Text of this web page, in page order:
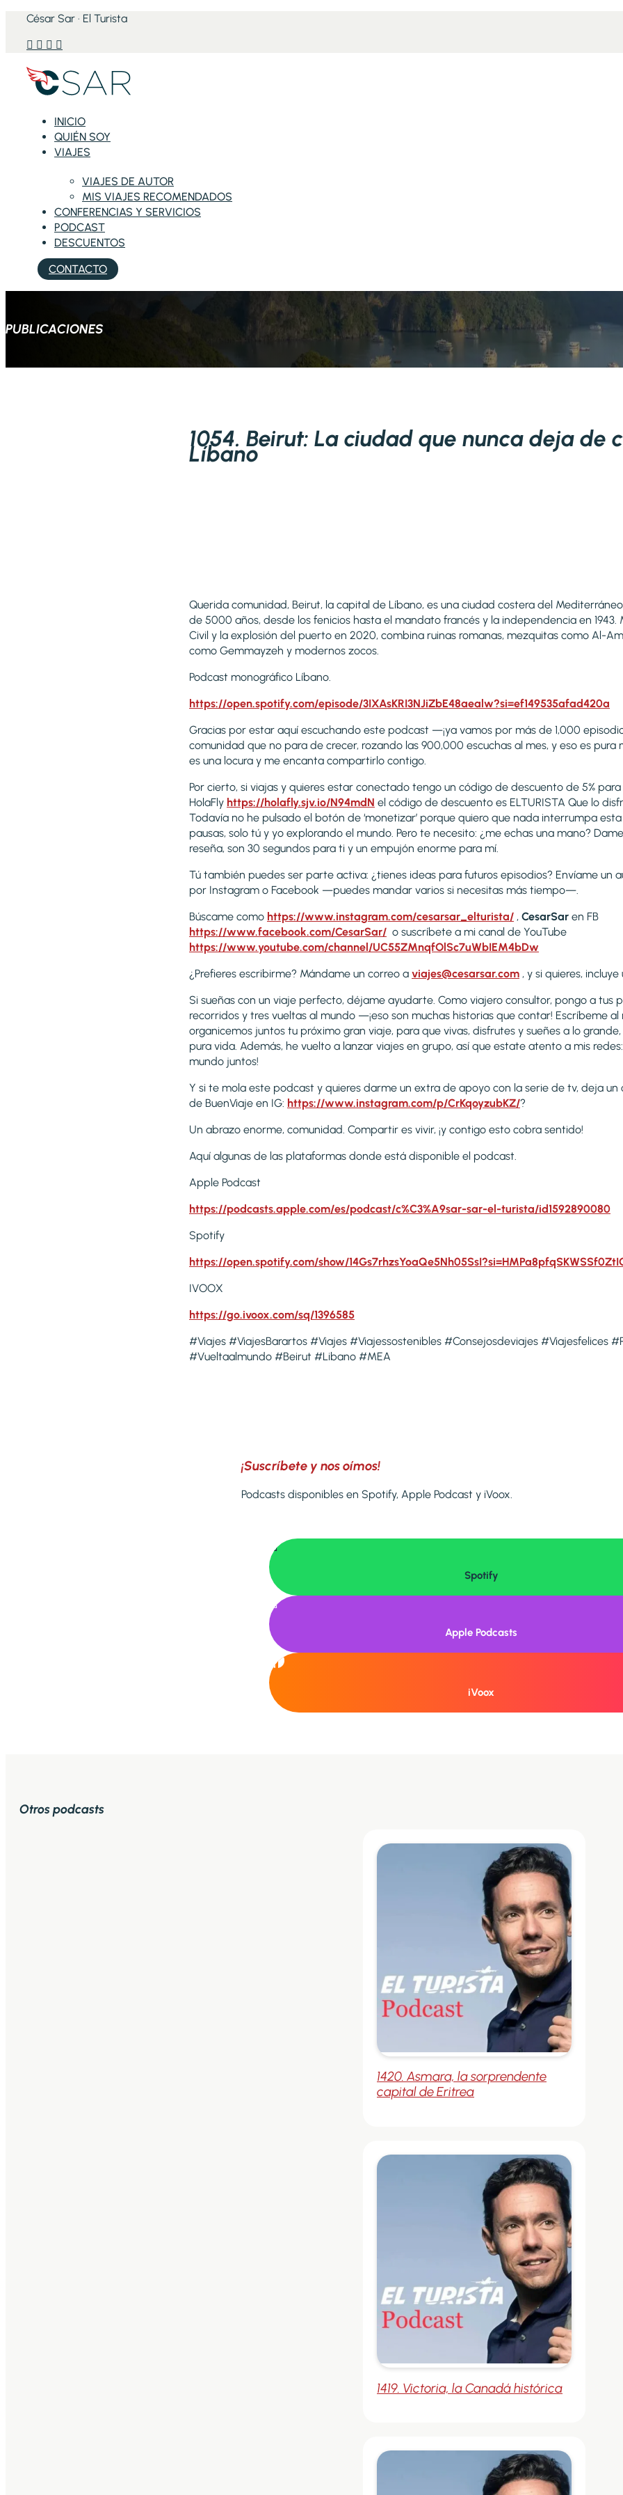
César Sar · El Turista
   
INICIO
QUIÉN SOY
VIAJES
VIAJES DE AUTOR
MIS VIAJES RECOMENDADOS
CONFERENCIAS Y SERVICIOS
PODCAST
DESCUENTOS
CONTACTO
PUBLICACIONES
1054. Beirut: La ciudad que nunca deja de
Líbano
Querida comunidad, Beirut, la capital de Líbano, es una ciudad costera del
de 5000 años, desde los fenicios hasta el mandato francés y la independencia en 1943.
Civil y la explosión del puerto en 2020, combina ruinas romanas, mezquitas como Al-
como Gemmayzeh y modernos zocos.
Podcast monográfico Líbano.
https://open.spotify.com/episode/3IXAsKRI3NJiZbE48aealw?si=ef149535afad420a
Gracias por estar aquí escuchando este podcast —¡ya vamos por más de 1,000
comunidad que no para de crecer, rozando las 900,000 escuchas al mes, y eso es pura
es una locura y me encanta compartirlo contigo.
Por cierto, si viajas y quieres estar conectado tengo un código de descuento de 5%
HolaFly https://holafly.sjv.io/N94mdN el código de descuento es ELTURISTA Que lo
Todavía no he pulsado el botón de ‘monetizar’ porque quiero que nada interrumpa
pausas, solo tú y yo explorando el mundo. Pero te necesito: ¿me echas una mano?
reseña, son 30 segundos para ti y un empujón enorme para mí.
Tú también puedes ser parte activa: ¿tienes ideas para futuros episodios? Envíame un
por Instagram o Facebook —puedes mandar varios si necesitas más tiempo—.
Búscame como https://www.instagram.com/cesarsar_elturista/ , CesarSar en FB
https://www.facebook.com/CesarSar/ o suscríbete a mi canal de YouTube
https://www.youtube.com/channel/UC55ZMnqfOlSc7uWbIEM4bDw
¿Prefieres escribirme? Mándame un correo a viajes@cesarsar.com , y si quieres,
Si sueñas con un viaje perfecto, déjame ayudarte. Como viajero consultor, pongo a tus
recorridos y tres vueltas al mundo —¡eso son muchas historias que contar! Escríbeme al
organicemos juntos tu próximo gran viaje, para que vivas, disfrutes y sueñes a lo
pura vida. Además, he vuelto a lanzar viajes en grupo, así que estate atento a mis
mundo juntos!
Y si te mola este podcast y quieres darme un extra de apoyo con la serie de tv, deja
de BuenViaje en IG: https://www.instagram.com/p/CrKqoyzubKZ/?
Un abrazo enorme, comunidad. Compartir es vivir, ¡y contigo esto cobra sentido!
Aquí algunas de las plataformas donde está disponible el podcast.
Apple Podcast
https://podcasts.apple.com/es/podcast/c%C3%A9sar-sar-el-turista/id1592890080
Spotify
https://open.spotify.com/show/
IVOOX
https://go.ivoox.com/sq/1396585
#Viajes #ViajesBarartos #Viajes #Viajessostenibles #Consejosdeviajes #Viajesfelices
#Vueltaalmundo #Beirut #Libano #MEA
¡Suscríbete y nos oímos!
Podcasts disponibles en Spotify, Apple Podcast y iVoox.

Spotify

Apple Podcasts
iVoox
Otros podcasts
1420. Asmara, la sorprendente
capital de Eritrea
1419. Victoria, la Canadá histórica